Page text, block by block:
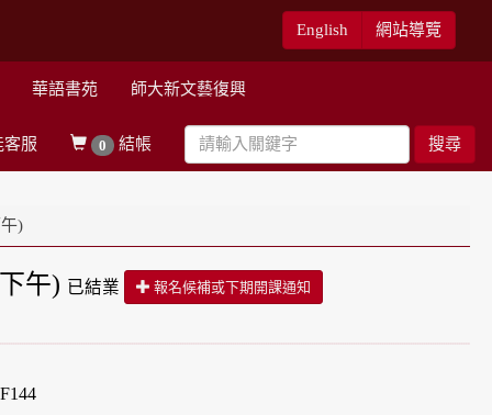
English 網站導覽
華語書苑 師大新文藝復興
搜尋
0 結帳
客服
)
午) 已結業 報名候補或下期開課通知